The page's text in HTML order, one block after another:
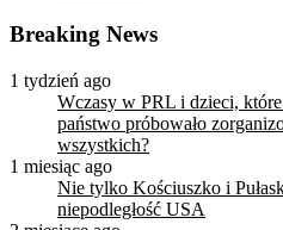
Breaking News
1 tydzień ago
Wczasy w PRL i dzieci,
państwo próbowało
wszystkich?
1 miesiąc ago
Nie tylko Kościuszko i
niepodległość USA